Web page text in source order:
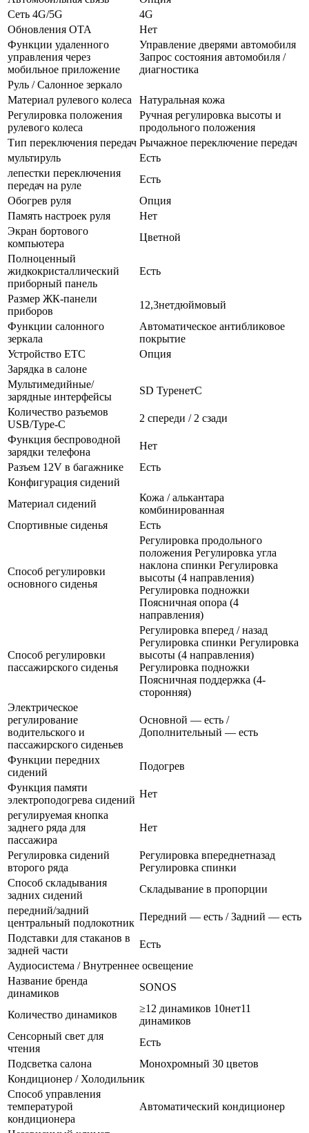
Сеть 4G/5G
4G
Обновления OTA
Нет
Функции удаленного
управления через
мобильное приложение
Управление дверями автомобиля
Запрос состояния автомобиля /
диагностика
Руль / Салонное зеркало
Материал рулевого колеса
Натуральная кожа
Регулировка положения
рулевого колеса
Ручная регулировка высоты и
продольного положения
Тип переключения передач Рычажное переключение передач
мультируль
Есть
лепестки переключения
передач на руле
Есть
Обогрев руля
Опция
Память настроек руля
Нет
Экран бортового
компьютера
Цветной
Полноценный
жидкокристаллический
приборный панель
Есть
Размер ЖК-панели
приборов
12,3нетдюймовый
Функции салонного
зеркала
Автоматическое антибликовое
покрытие
Устройство ETC
Опция
Зарядка в салоне
Мультимедийные/
зарядные интерфейсы
SD TypeнетC
Количество разъемов
USB/Type-C
2 спереди / 2 сзади
Функция беспроводной
зарядки телефона
Нет
Разъем 12V в багажнике
Есть
Конфигурация сидений
Материал сидений
Кожа / алькантара
комбинированная
Спортивные сиденья
Есть
Способ регулировки
основного сиденья
Регулировка продольного
положения Регулировка угла
наклона спинки Регулировка
высоты (4 направления)
Регулировка подножки
Поясничная опора (4
направления)
Способ регулировки
пассажирского сиденья
Регулировка вперед / назад
Регулировка спинки Регулировка
высоты (4 направления)
Регулировка подножки
Поясничная поддержка (4-
сторонняя)
Электрическое
регулирование
водительского и
пассажирского сиденьев
Основной — есть /
Дополнительный — есть
Функции передних
сидений
Подогрев
Функция памяти
электроподогрева сидений
Нет
регулируемая кнопка
заднего ряда для
пассажира
Нет
Регулировка сидений
второго ряда
Регулировка впереднетназад
Регулировка спинки
Способ складывания
задних сидений
Складывание в пропорции
передний/задний
центральный подлокотник
Передний — есть / Задний — есть
Подставки для стаканов в
задней части
Есть
Аудиосистема / Внутреннее освещение
Название бренда
динамиков
SONOS
Количество динамиков
≥12 динамиков 10нет11
динамиков
Сенсорный свет для
чтения
Есть
Подсветка салона
Монохромный 30 цветов
Кондиционер / Холодильник
Способ управления
температурой
кондиционера
Автоматический кондиционер